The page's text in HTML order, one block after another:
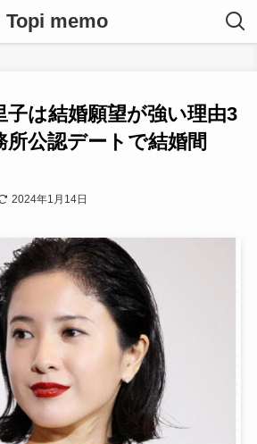
Topi memo
子は結婚願望が強い理由3
所公認デートで結婚間
2024年1月14日